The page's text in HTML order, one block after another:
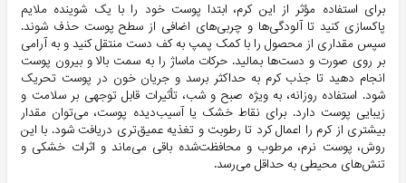
برای استفاده مؤثر از این کرم، ابتدا پوست خود را با یک شوینده ملایم
پاکسازی کنید تا آلودگی‌ها و چربی‌های اضافی از سطح پوست حذف شوند.
سپس مقداری از محصول را با کمک پمپ به کف دست منتقل کنید و به آرامی
بر روی صورت و دست‌ها بمالید. حرکات ماساژ را به سمت بالا و بیرون پوست
انجام دهید تا جذب کرم به حداکثر برسد و جریان خون در پوست تحریک
شود. استفاده روزانه، به ویژه صبح و شب، تأثیرات قابل توجهی بر سلامت و
زیبایی پوست دارد. برای نقاط خشک یا آسیب‌دیده پوست، می‌توان مقدار
بیشتری از کرم را اعمال کرد تا رطوبت و تغذیه عمیق‌تری دریافت شود. با این
روش، پوست نرم، مرطوب و محافظت‌شده باقی می‌ماند و اثرات خشکی و
تنش‌های محیطی به حداقل می‌رسد.